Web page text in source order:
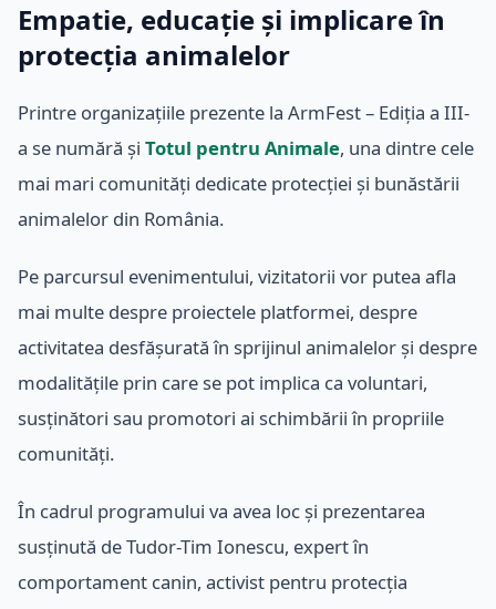
Empatie, educație și implicare în
protecția animalelor
Printre organizațiile prezente la ArmFest – Ediția a III-
a se numără și Totul pentru Animale, una dintre cele
mai mari comunități dedicate protecției și bunăstării
animalelor din România.
Pe parcursul evenimentului, vizitatorii vor putea afla
mai multe despre proiectele platformei, despre
activitatea desfășurată în sprijinul animalelor și despre
modalitățile prin care se pot implica ca voluntari,
susținători sau promotori ai schimbării în propriile
comunități.
În cadrul programului va avea loc și prezentarea
susținută de Tudor-Tim Ionescu, expert în
comportament canin, activist pentru protecția